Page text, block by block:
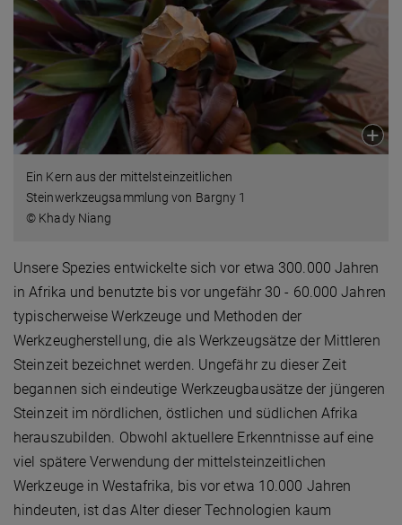
Ein Kern aus der mittelsteinzeitlichen
Steinwerkzeugsammlung von Bargny 1
© Khady Niang
Unsere Spezies entwickelte sich vor etwa 300.000 Jahren
in Afrika und benutzte bis vor ungefähr 30 - 60.000 Jahren
typischerweise Werkzeuge und Methoden der
Werkzeugherstellung, die als Werkzeugsätze der Mittleren
Steinzeit bezeichnet werden. Ungefähr zu dieser Zeit
begannen sich eindeutige Werkzeugbausätze der jüngeren
Steinzeit im nördlichen, östlichen und südlichen Afrika
herauszubilden. Obwohl aktuellere Erkenntnisse auf eine
viel spätere Verwendung der mittelsteinzeitlichen
Werkzeuge in Westafrika, bis vor etwa 10.000 Jahren
hindeuten, ist das Alter dieser Technologien kaum